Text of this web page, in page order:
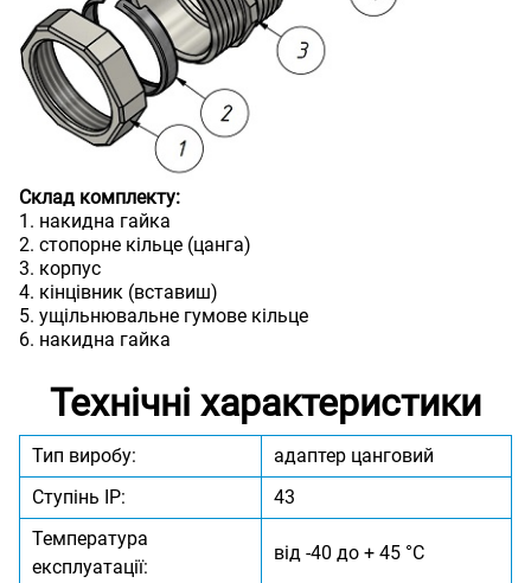
Склад комплекту:
1. накидна гайка
2. стопорне кільце (цанга)
3. корпус
4. кінцівник (вставиш)
5. ущільнювальне гумове кільце
6. накидна гайка
Технічні характеристики
Тип виробу:
адаптер цанговий
Ступінь IP:
43
Температура
експлуатації:
від -40 до + 45 °C